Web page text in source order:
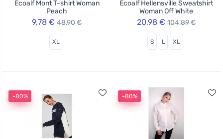
Ecoalf Mont T-shirt Woman
Peach
9,78 € 48,90 €
XL
Ecoalf Hellensville Sweatshirt
Woman Off White
20,98 € 104,89 €
S L XL
-80% -80%